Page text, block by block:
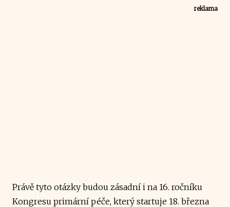
reklama
Právě tyto otázky budou zásadní i na 16. ročníku
Kongresu primární péče, který startuje 18. března